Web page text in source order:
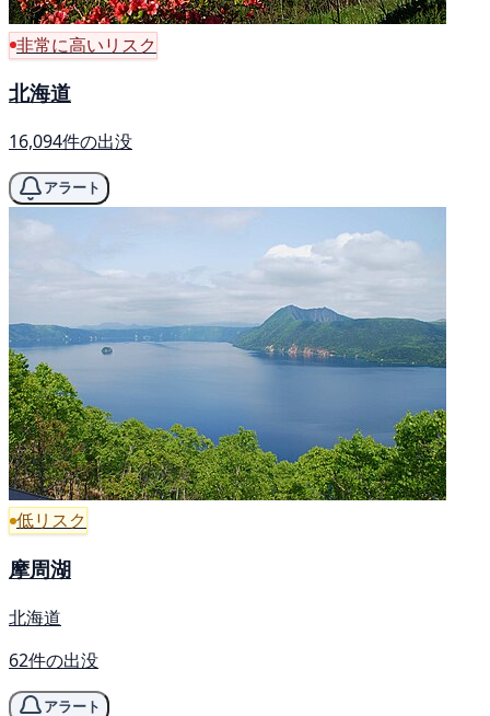
非常に高いリスク
北海道
16,094件の出没
アラート
低リスク
摩周湖
北海道
62件の出没
アラート